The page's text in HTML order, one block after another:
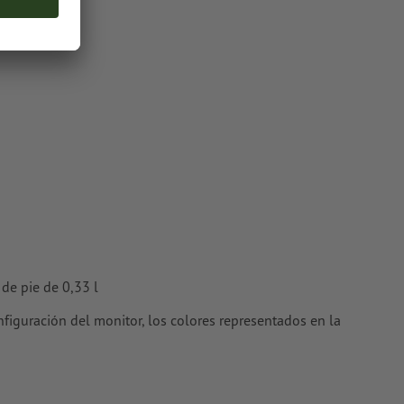
en
pie de 0,33 l
del monitor, los colores representados en la